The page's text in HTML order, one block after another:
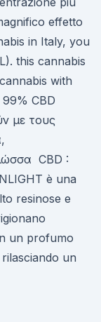
effetto
in Italy, you
this cannabis
with
CBD
με τους
CBD :
è una
resinose e
un profumo
un